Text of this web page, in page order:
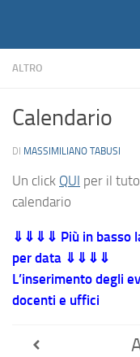
ALTRO
Calendario
DI MASSIMILIANO TABUSI
Un click QUI per il
calendario
⇓⇓⇓⇓ Più in basso
per data ⇓⇓⇓⇓
L’inserimento degli
docenti e uffici